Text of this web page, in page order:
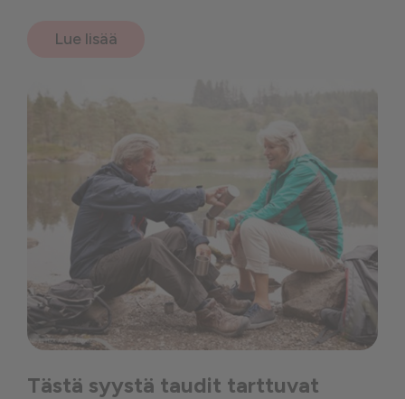
Lue lisää
Tästä syystä taudit tarttuvat